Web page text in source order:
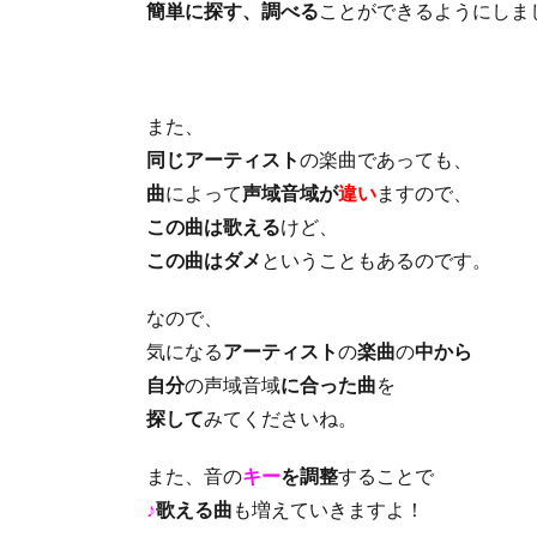
簡単に探す、調べることができるようにしま
また、
同じアーティストの楽曲であっても、
曲によって声域音域が違いますので、
この曲は歌えるけど、
この曲はダメ ということもあるのです。
なので、
気になるアーティストの楽曲の中から
自分の声域音域に合った曲を
探してみてくださいね。
また、音のキーを調整することで
♪歌える曲 も増えていきますよ！